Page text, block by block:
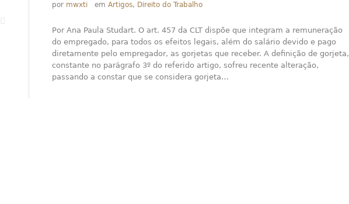
por mwxti em Artigos, Direito do Trabalho
Por Ana Paula Studart. O art. 457 da CLT dispõe que integram a remuneração
do empregado, para todos os efeitos legais, além do salário devido e pago
diretamente pelo empregador, as gorjetas que receber. A definição de gorjeta,
constante no parágrafo 3º do referido artigo, sofreu recente alteração,
passando a constar que se considera gorjeta…